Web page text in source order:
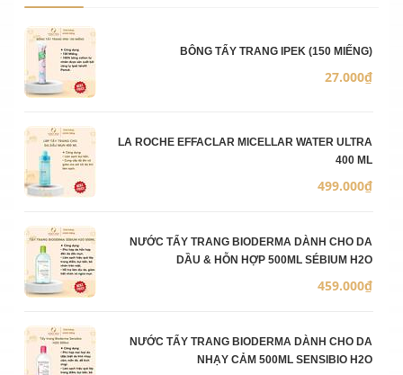
Ảnh sản phẩm
BÔNG TẨY TRANG IPEK (150 MIẾNG)
27.000₫
LA ROCHE EFFACLAR MICELLAR WATER ULTRA
400 ML
499.000₫
NƯỚC TẨY TRANG BIODERMA DÀNH CHO DA
DẦU & HỖN HỢP 500ML SÉBIUM H2O
459.000₫
NƯỚC TẨY TRANG BIODERMA DÀNH CHO DA
NHẠY CẢM 500ML SENSIBIO H2O